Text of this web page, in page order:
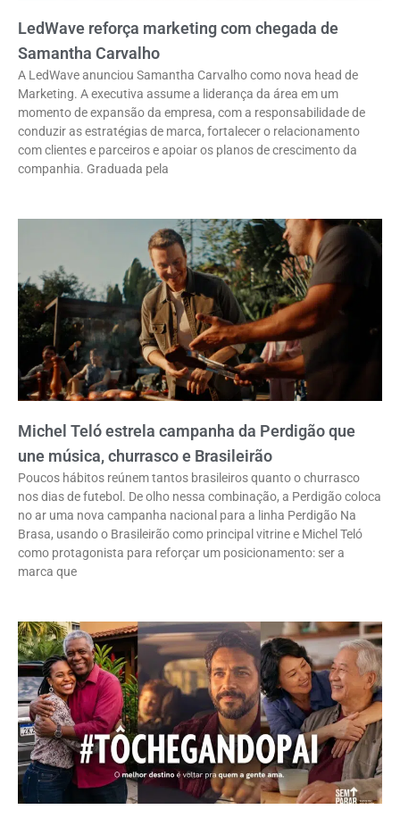
LedWave reforça marketing com chegada de
Samantha Carvalho
A LedWave anunciou Samantha Carvalho como nova head de
Marketing. A executiva assume a liderança da área em um
momento de expansão da empresa, com a responsabilidade de
conduzir as estratégias de marca, fortalecer o relacionamento
com clientes e parceiros e apoiar os planos de crescimento da
companhia. Graduada pela
Michel Teló estrela campanha da Perdigão que
une música, churrasco e Brasileirão
Poucos hábitos reúnem tantos brasileiros quanto o churrasco
nos dias de futebol. De olho nessa combinação, a Perdigão coloca
no ar uma nova campanha nacional para a linha Perdigão Na
Brasa, usando o Brasileirão como principal vitrine e Michel Teló
como protagonista para reforçar um posicionamento: ser a
marca que